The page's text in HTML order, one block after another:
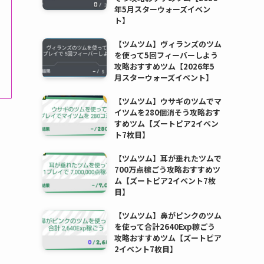
年5月スターウォーズイベン
ト】
【ツムツム】ヴィランズのツム
を使って5回フィーバーしよう
攻略おすすめツム【2026年5
月スターウォーズイベント】
【ツムツム】ウサギのツムでマ
イツムを280個消そう攻略おす
すめツム【ズートピア2イベン
ト7枚目】
【ツムツム】耳が垂れたツムで
700万点稼ごう攻略おすすめツ
ム【ズートピア2イベント7枚
目】
【ツムツム】鼻がピンクのツム
を使って合計2640Exp稼ごう
攻略おすすめツム【ズートピア
2イベント7枚目】